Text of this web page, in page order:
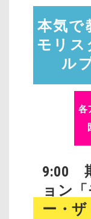
本気で
モリス
ル
各
9:00
ョン
ー・